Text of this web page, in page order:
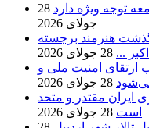
توجه ویژه دارد 28
جولای 2026
هنرمند برجسته
... 28 جولای 2026
ارتقای امنیت ملی و
28 جولای 2026
مقتدر و متحد
است 28 جولای 2026